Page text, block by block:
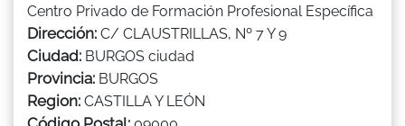
Centro Privado de Formación Profesional Específica
Dirección: C/ CLAUSTRILLAS, Nº 7 Y 9
Ciudad: BURGOS ciudad
Provincia: BURGOS
Region: CASTILLA Y LEÓN